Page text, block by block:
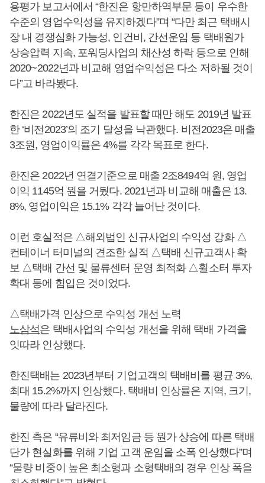
용평가 보고서에서 “한진은 항만하역부문 등이 우수한
수준의 영업수익성을 유지하겠다”며 “다만 최근 택배시
장 내 경쟁심화 가능성, 인건비, 간선운임 등 택배원가
상승압력 지속, 포워딩사업의 채산성 하락 등으로 인해
2020~2022년과 비교해 영업수익성은 다소 저하될 것이
다”고 바라봤다.
한진은 2022년도 실적을 발표할 때만 해도 2019년 발표
한 ‘비전2023’의 조기 달성을 낙관했다. 비전2023은 매출
3조원, 영업이익률은 4%를 각각 목표로 한다.
한진은 2022년 연결기준으로 매출 2조8494억 원, 영업
이익 1145억 원을 거뒀다. 2021년과 비교해 매출은 13.
8%, 영업이익은 15.1% 각각 늘어난 것이다.
이런 호실적은 △해외법인 신규사업의 수익성 강화 △
컨테이너 터미널의 견조한 실적 △택배 신규고객사 확
보 △택배 간선 및 물류센터 운영 최적화 △휠소터 투자
확대 등에 힘입은 것이었다.
△택배가격 인상으로 수익성 개선 노력
노삼석은 택배사업의 수익성 개선을 위해 택배 가격을
잇따라 인상했다.
한진택배는 2023년부터 기업고객의 택배비를 평균 3%,
최대 15.2%까지 인상했다. 택배비 인상률은 지역, 크기,
물량에 따라 달라진다.
한진 측은 “유류비와 최저임금 등 원가 상승에 따른 택배
단가 현실화를 위해 기업 고객 운임을 소폭 인상했다”며
“물량 비중이 높은 최소형과 소형택배의 경우 인상 폭을